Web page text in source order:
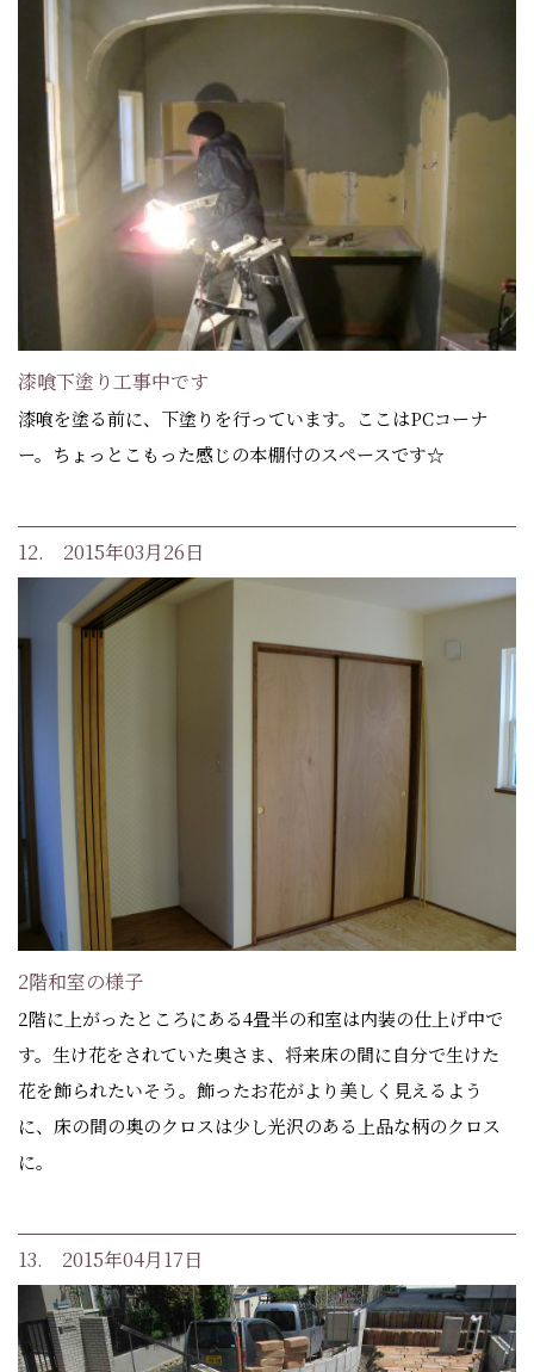
漆喰下塗り工事中です
漆喰を塗る前に、下塗りを行っています。ここはPCコーナ
ー。ちょっとこもった感じの本棚付のスペースです☆
12. 2015年03月26日
2階和室の様子
2階に上がったところにある4畳半の和室は内装の仕上げ中で
す。生け花をされていた奥さま、将来床の間に自分で生けた
花を飾られたいそう。飾ったお花がより美しく見えるよう
に、床の間の奥のクロスは少し光沢のある上品な柄のクロス
に。
13. 2015年04月17日